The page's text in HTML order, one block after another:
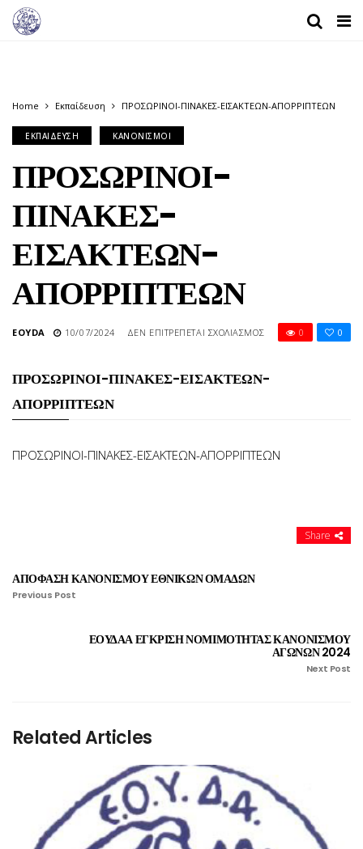
Home Εκπαίδευση ΠΡΟΣΩΡΙΝΟΙ-ΠΙΝΑΚΕΣ-ΕΙΣΑΚΤΕΩΝ-ΑΠΟΡΡΙΠΤΕΩΝ
ΕΚΠΑΊΔΕΥΣΗ ΚΑΝΟΝΙΣΜΟΊ
ΠΡΟΣΩΡΙΝΟΙ-
ΠΙΝΑΚΕΣ-
ΕΙΣΑΚΤΕΩΝ-
ΑΠΟΡΡΙΠΤΕΩΝ
EOYDA 10/07/2024 ΔΕΝ ΕΠΙΤΡΈΠΕΤΑΙ ΣΧΟΛΙΑΣΜΌΣ
ΣΤΟ
ΠΡΟΣΩΡΙΝΟΙ-
ΕΙΣΑΚΤΕΩΝ-
0
0
ΠΡΟΣΩΡΙΝΟΙ-ΠΙΝΑΚΕΣ-ΕΙΣΑΚΤΕΩΝ-
ΑΠΟΡΡΙΠΤΕΩΝ
ΠΡΟΣΩΡΙΝΟΙ-ΠΙΝΑΚΕΣ-ΕΙΣΑΚΤΕΩΝ-ΑΠΟΡΡΙΠΤΕΩΝ
Share
ΑΠΟΦΑΣΗ ΚΑΝΟΝΙΣΜΟΥ ΕΘΝΙΚΩΝ ΟΜΑΔΩΝ
Previous Post
ΕΟΥΔΑΑ ΕΓΚΡΙΣΗ ΝΟΜΙΜΟΤΗΤΑΣ ΚΑΝΟΝΙΣΜΟΥ
ΑΓΩΝΩΝ 2024
Next Post
Related Articles